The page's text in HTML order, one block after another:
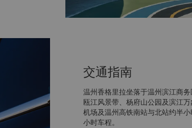
交通指南
温州香格里拉坐落于温州滨江商
瓯江风景带、杨府山公园及滨江
机场及温州高铁南站与北站约半
小时车程。